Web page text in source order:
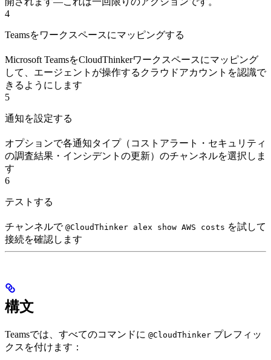
4
Teamsをワークスペースにマッピングする
Microsoft TeamsをCloudThinkerワークスペースにマッピング
して、エージェントが操作するクラウドアカウントを認識で
きるようにします
5
通知を設定する
オプションで各通知タイプ（コストアラート・セキュリティ
の調査結果・インシデントの更新）のチャンネルを選択しま
す
6
テストする
チャンネルで @CloudThinker alex show AWS costs を試して
接続を確認します
構文
Teamsでは、すべてのコマンドに @CloudThinker プレフィッ
クスを付けます：